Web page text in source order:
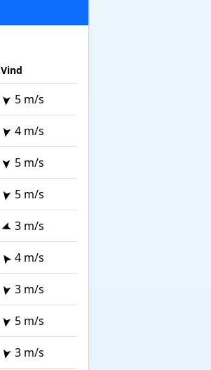
Vind
5 m/s
4 m/s
5 m/s
5 m/s
3 m/s
4 m/s
3 m/s
5 m/s
3 m/s